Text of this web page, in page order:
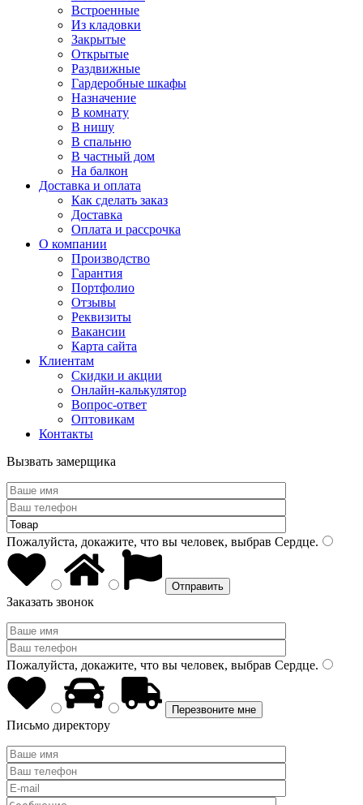
Встроенные
Из кладовки
Закрытые
Открытые
Раздвижные
Гардеробные шкафы
Назначение
В комнату
В нишу
В спальню
В частный дом
На балкон
Доставка и оплата
Как сделать заказ
Доставка
Оплата и рассрочка
О компании
Производство
Гарантия
Портфолио
Отзывы
Реквизиты
Вакансии
Карта сайта
Клиентам
Скидки и акции
Онлайн-калькулятор
Вопрос-ответ
Оптовикам
Контакты
Вызвать замерщика
Пожалуйста, докажите, что вы человек, выбрав Сердце.
Заказать звонок
Пожалуйста, докажите, что вы человек, выбрав Сердце.
Письмо директору